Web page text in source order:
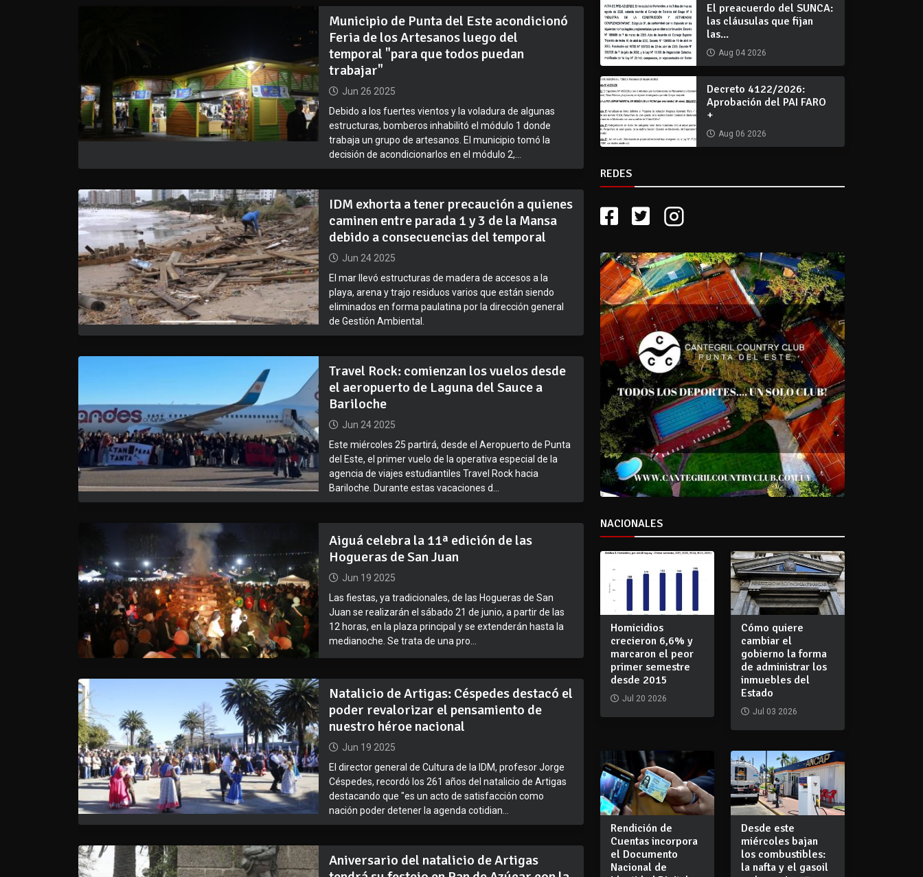
Municipio de Punta del Este acondicionó
Feria de los Artesanos luego del
temporal "para que todos puedan
trabajar"
Jun 26 2025
Debido a los fuertes vientos y la voladura de algunas
estructuras, bomberos inhabilitó el módulo 1 donde
trabaja un grupo de artesanos. El municipio tomó la
decisión de acondicionarlos en el módulo 2,...
IDM exhorta a tener precaución a quienes
caminen entre parada 1 y 3 de la Mansa
debido a consecuencias del temporal
Jun 24 2025
El mar llevó estructuras de madera de accesos a la
playa, arena y trajo residuos varios que están siendo
eliminados en forma paulatina por la dirección general
de Gestión Ambiental.
Travel Rock: comienzan los vuelos desde
el aeropuerto de Laguna del Sauce a
Bariloche
Jun 24 2025
Este miércoles 25 partirá, desde el Aeropuerto de Punta
del Este, el primer vuelo de la operativa especial de la
agencia de viajes estudiantiles Travel Rock hacia
Bariloche. Durante estas vacaciones d...
Aiguá celebra la 11ª edición de las
Hogueras de San Juan
Jun 19 2025
Las fiestas, ya tradicionales, de las Hogueras de San
Juan se realizarán el sábado 21 de junio, a partir de las
12 horas, en la plaza principal y se extenderán hasta la
medianoche. Se trata de una pro...
Natalicio de Artigas: Céspedes destacó el
poder revalorizar el pensamiento de
nuestro héroe nacional
Jun 19 2025
El director general de Cultura de la IDM, profesor Jorge
Céspedes, recordó los 261 años del natalicio de Artigas
destacando que "es un acto de satisfacción como
nación poder detener la agenda cotidian...
Aniversario del natalicio de Artigas
El preacuerdo del SUNCA:
las cláusulas que fijan
las...
Aug 04 2026
Decreto 4122/2026:
Aprobación del PAI FARO
+
Aug 06 2026
REDES
NACIONALES
Homicidios
crecieron 6,6% y
marcaron el peor
primer semestre
desde 2015
Jul 20 2026
Cómo quiere
cambiar el
gobierno la forma
de administrar los
inmuebles del
Estado
Jul 03 2026
Rendición de
Cuentas incorpora
el Documento
Nacional de
Desde este
miércoles bajan
los combustibles:
la nafta y el gasoil